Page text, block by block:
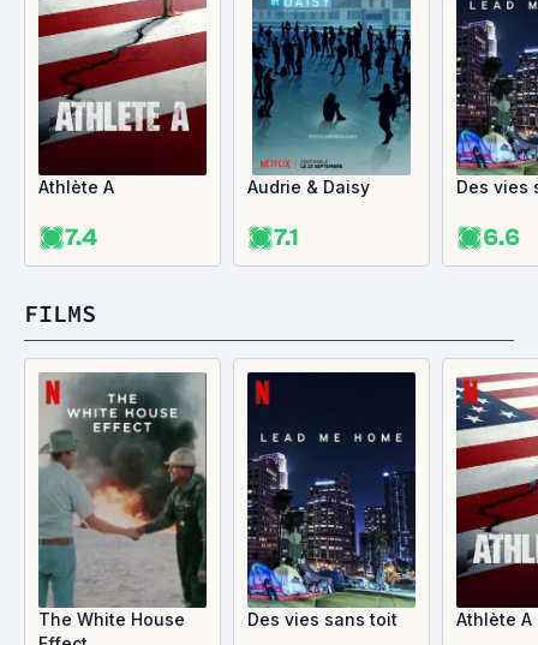
Athlète A
7.4
Audrie & Daisy
7.1
Des vies
6.6
FILMS
The White House
Des vies sans toit Athlète A